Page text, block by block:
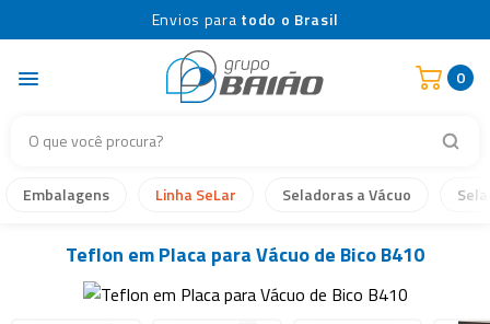
Envios para todo o Brasil
0
Embalagens Linha SeLar Seladoras a Vácuo
Teflon em Placa para Vácuo de Bico B410